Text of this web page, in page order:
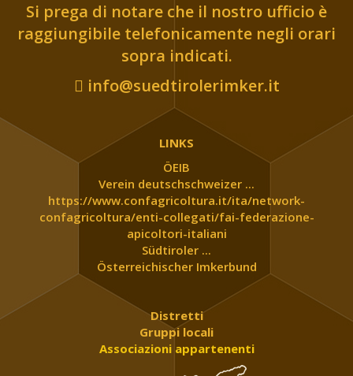
Si prega di notare che il nostro ufficio è
raggiungibile telefonicamente negli orari
sopra indicati.
info@suedtirolerimker.it
LINKS
ÖEIB
Verein deutschschweizer ...
https://www.confagricoltura.it/ita/network-
confagricoltura/enti-collegati/fai-federazione-
apicoltori-italiani
Südtiroler ...
Österreichischer Imkerbund
Distretti
Gruppi locali
Associazioni appartenenti